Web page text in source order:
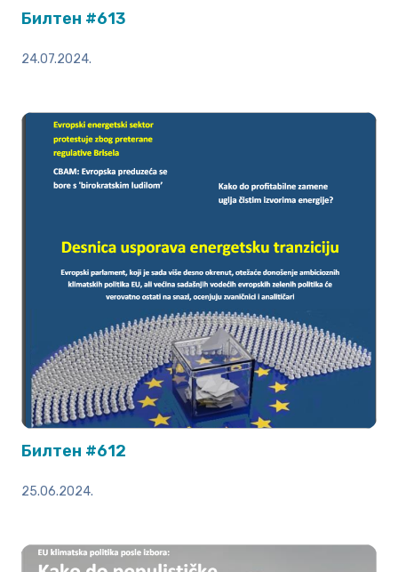
Билтен #613
24.07.2024.
Билтен #612
25.06.2024.